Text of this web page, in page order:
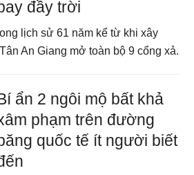
đầy trời
lịch sử 61 năm kể từ khi xây
An Giang mở toàn bộ 9 cổng xả.
ẩn 2 ngôi mộ bất khả
phạm trên đường
quốc tế ít người biết